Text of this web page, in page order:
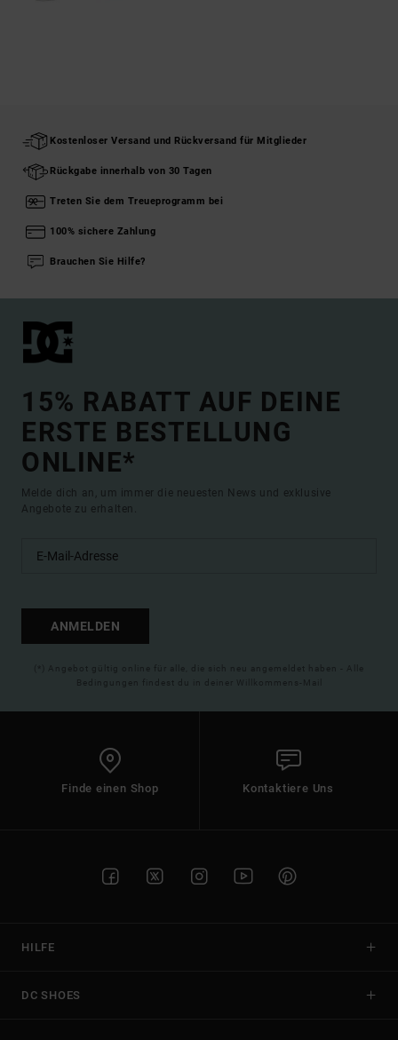
Kostenloser Versand und Rückversand für Mitglieder
Rückgabe innerhalb von 30 Tagen
Treten Sie dem Treueprogramm bei
100% sichere Zahlung
Brauchen Sie Hilfe?
15% RABATT AUF DEINE
ERSTE BESTELLUNG
ONLINE*
Melde dich an, um immer die neuesten News und exklusive
Angebote zu erhalten.
ANMELDEN
(*) Angebot gültig online für alle, die sich neu angemeldet haben - Alle
Bedingungen findest du in deiner Willkommens-Mail
Finde einen Shop Kontaktiere Uns
HILFE
DC SHOES